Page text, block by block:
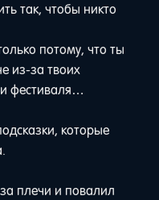
так, чтобы никто
потому, что ты
из-за твоих
фестиваля…
которые
плечи и повалил